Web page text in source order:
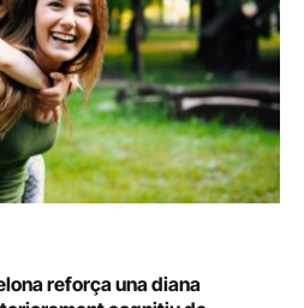
reforça una diana